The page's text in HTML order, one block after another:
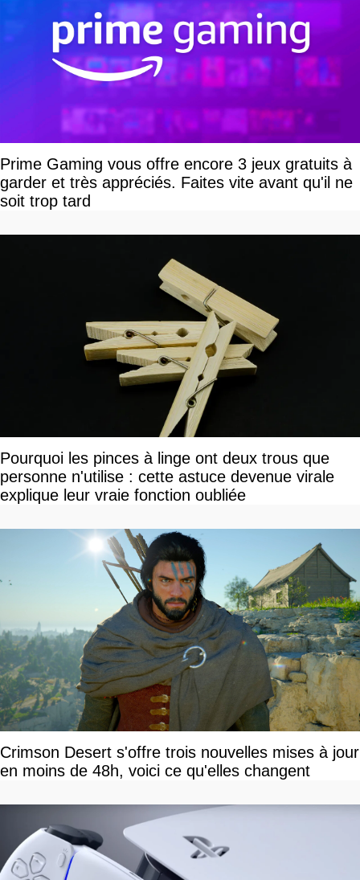
Prime Gaming vous offre encore 3 jeux gratuits à
garder et très appréciés. Faites vite avant qu'il ne
soit trop tard
Pourquoi les pinces à linge ont deux trous que
personne n'utilise : cette astuce devenue virale
explique leur vraie fonction oubliée
Crimson Desert s'offre trois nouvelles mises à jour
en moins de 48h, voici ce qu'elles changent